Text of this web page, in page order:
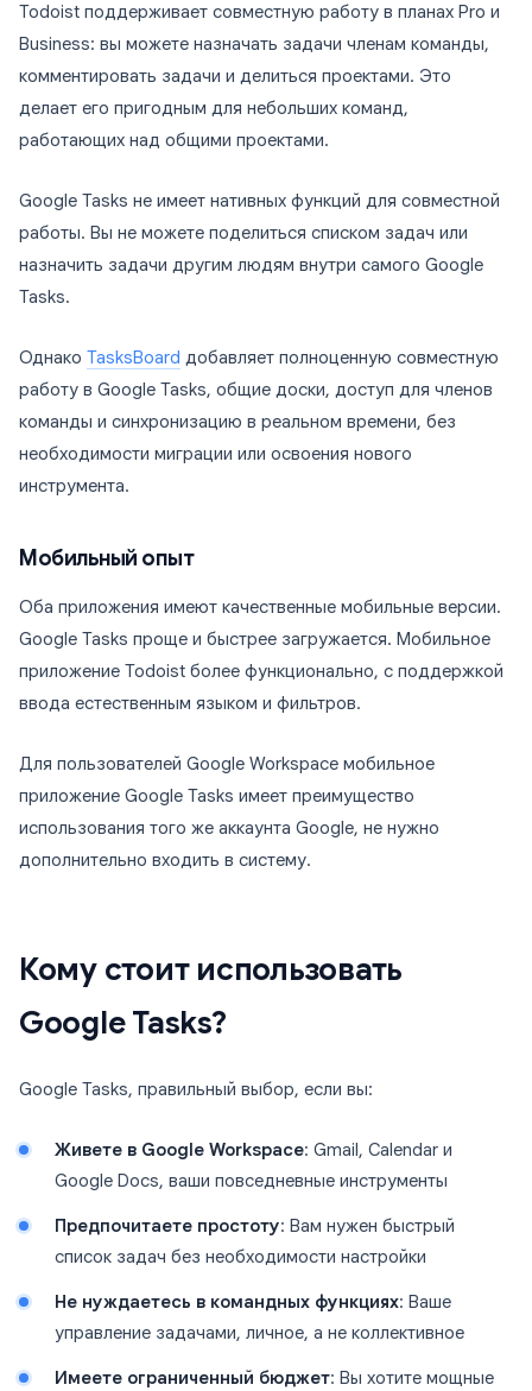
Todoist поддерживает совместную работу в планах Pro и
Business: вы можете назначать задачи членам команды,
комментировать задачи и делиться проектами. Это
делает его пригодным для небольших команд,
работающих над общими проектами.
Google Tasks не имеет нативных функций для совместной
работы. Вы не можете поделиться списком задач или
назначить задачи другим людям внутри самого Google
Tasks.
Однако TasksBoard добавляет полноценную совместную
работу в Google Tasks, общие доски, доступ для членов
команды и синхронизацию в реальном времени, без
необходимости миграции или освоения нового
инструмента.
Мобильный опыт
Оба приложения имеют качественные мобильные версии.
Google Tasks проще и быстрее загружается. Мобильное
приложение Todoist более функционально, с поддержкой
ввода естественным языком и фильтров.
Для пользователей Google Workspace мобильное
приложение Google Tasks имеет преимущество
использования того же аккаунта Google, не нужно
дополнительно входить в систему.
Кому стоит использовать
Google Tasks?
Google Tasks, правильный выбор, если вы:
Живете в Google Workspace: Gmail, Calendar и
Google Docs, ваши повседневные инструменты
Предпочитаете простоту: Вам нужен быстрый
список задач без необходимости настройки
Не нуждаетесь в командных функциях: Ваше
управление задачами, личное, а не коллективное
Имеете ограниченный бюджет: Вы хотите мощные